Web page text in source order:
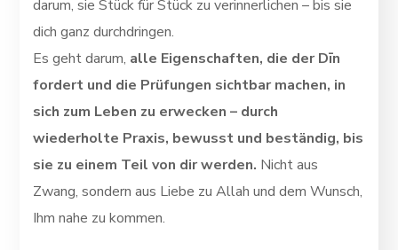
darum, sie Stück für Stück zu verinnerlichen – bis sie
dich ganz durchdringen.
Es geht darum, alle Eigenschaften, die der Dīn
fordert und die Prüfungen sichtbar machen, in
sich zum Leben zu erwecken – durch
wiederholte Praxis, bewusst und beständig, bis
sie zu einem Teil von dir werden. Nicht aus
Zwang, sondern aus Liebe zu Allah und dem Wunsch,
Ihm nahe zu kommen.